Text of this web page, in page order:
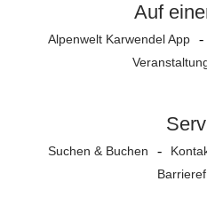
Auf
Alpenwelt Karwendel App
Suchen & Buchen